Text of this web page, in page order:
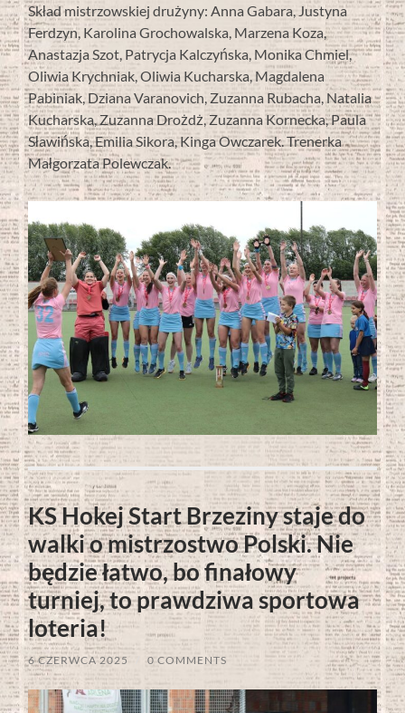
Skład mistrzowskiej drużyny: Anna Gabara, Justyna
Ferdzyn, Karolina Grochowalska, Marzena Koza,
Anastazja Szot, Patrycja Kalczyńska, Monika Chmiel,
Oliwia Krychniak, Oliwia Kucharska, Magdalena
Pabiniak, Dziana Varanovich, Zuzanna Rubacha, Natalia
Kucharska, Zuzanna Drożdż, Zuzanna Kornecka, Paula
Sławińska, Emilia Sikora, Kinga Owczarek. Trenerka
Małgorzata Polewczak.
KS Hokej Start Brzeziny staje do
walki o mistrzostwo Polski. Nie
będzie łatwo, bo finałowy
turniej, to prawdziwa sportowa
loteria!
6 CZERWCA 2025 0 COMMENTS